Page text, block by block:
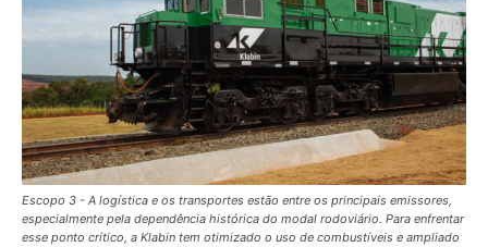
Escopo 3 - A logística e os transportes estão entre os principais emissores,
especialmente pela dependência histórica do modal rodoviário. Para enfrentar
esse ponto crítico, a Klabin tem otimizado o uso de combustíveis e ampliado